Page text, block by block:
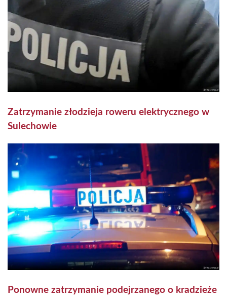
Zatrzymanie złodzieja roweru elektrycznego w
Sulechowie
Ponowne zatrzymanie podejrzanego o kradzieże